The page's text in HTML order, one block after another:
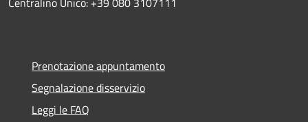
Prenotazione appuntamento
Segnalazione disservizio
Leggi le FAQ